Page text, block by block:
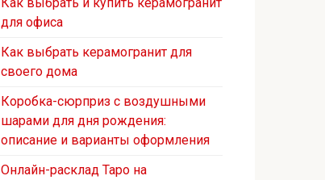
для офиса
Как выбрать керамогранит для
своего дома
Коробка-сюрприз с воздушными
шарами для дня рождения:
описание и варианты оформления
Онлайн-расклад Таро на